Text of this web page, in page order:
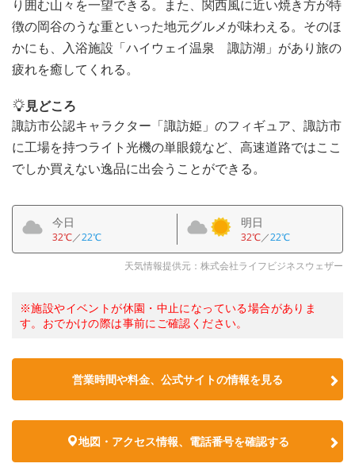
り囲む山々を一望できる。また、関西風に近い焼き方が特
徴の岡谷のうな重といった地元グルメが味わえる。そのほ
かにも、入浴施設「ハイウェイ温泉 諏訪湖」があり旅の
疲れを癒してくれる。
見どころ
諏訪市公認キャラクター「諏訪姫」のフィギュア、諏訪市
に工場を持つライト光機の単眼鏡など、高速道路ではここ
でしか買えない逸品に出会うことができる。
今日
32℃／22℃
明日
32℃／22℃
天気情報提供元：株式会社ライフビジネスウェザー
※施設やイベントが休園・中止になっている場合がありま
す。おでかけの際は事前にご確認ください。
営業時間や料金、公式サイトの情報を見る
地図・アクセス情報、電話番号を確認する